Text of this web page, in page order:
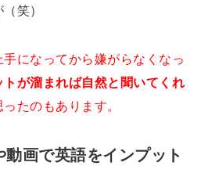
笑）
になってから嫌がらなくなっ
トが溜まれば自然と聞いてくれ
ったのもあります。
画で英語をインプット